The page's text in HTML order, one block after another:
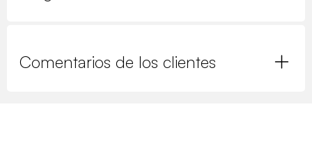
Comentarios de los clientes